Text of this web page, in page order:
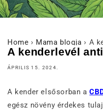
Home › Mama blogja › A
A kenderlevél
ÁPRILIS 15. 2024.
A kender elsősorban a
egész növény érdekes